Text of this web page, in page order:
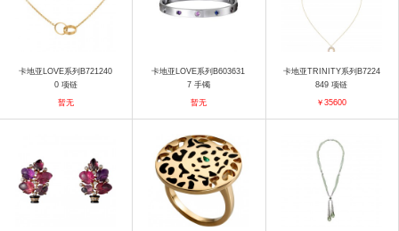
卡地亚LOVE系列B721240
0 项链
暂无
卡地亚LOVE系列B603631
7 手镯
暂无
卡地亚TRINITY系列B7224
849 项链
￥35600